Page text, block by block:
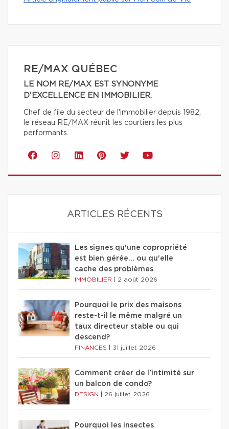
RE/MAX QUÉBEC
LE NOM RE/MAX EST SYNONYME
D'EXCELLENCE EN IMMOBILIER.
Chef de file du secteur de l'immobilier depuis 1982,
le réseau RE/MAX réunit les courtiers les plus
performants.
ARTICLES RÉCENTS
Les signes qu'une copropriété
est bien gérée… ou qu'elle
cache des problèmes
IMMOBILIER 2 août 2026
Pourquoi le prix des maisons
reste-t-il le même malgré un
taux directeur stable ou qui
descend?
FINANCES 31 juillet 2026
Comment créer de l'intimité sur
un balcon de condo?
DESIGN 26 juillet 2026
Pourquoi les insectes